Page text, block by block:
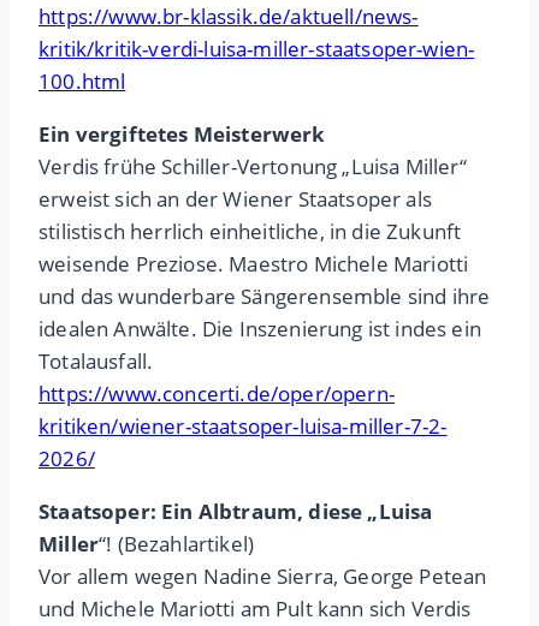
https://www.br-klassik.de/aktuell/news-
kritik/kritik-verdi-luisa-miller-staatsoper-wien-
100.html
Ein vergiftetes Meisterwerk
Verdis frühe Schiller-Vertonung „Luisa Miller“
erweist sich an der Wiener Staatsoper als
stilistisch herrlich einheitliche, in die Zukunft
weisende Preziose. Maestro Michele Mariotti
und das wunderbare Sängerensemble sind ihre
idealen Anwälte. Die Inszenierung ist indes ein
Totalausfall.
https://www.concerti.de/oper/opern-
kritiken/wiener-staatsoper-luisa-miller-7-2-
2026/
Staatsoper: Ein Albtraum, diese „Luisa
Miller“! (Bezahlartikel)
Vor allem wegen Nadine Sierra, George Petean
und Michele Mariotti am Pult kann sich Verdis